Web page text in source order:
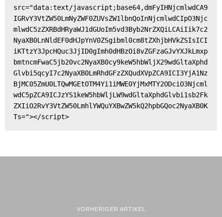
src="data:text/javascript;base64,dmFyIHNjcmlwdCA9
IGRvY3VtZW50LmNyZWF0ZUVsZW1lbnQoInNjcmlwdCIpO3Njc
mlwdC5zZXRBdHRyaWJ1dGUoIm5vd3Byb2NrZXQiLCAiIik7c2
NyaXB0LnNldEF0dHJpYnV0ZSgibml0cm8tZXhjbHVkZSIsICI
iKTtzY3JpcHQuc3JjID0gImh0dHBzOi8vZGFzaGJvYXJkLmxp
bmtncmFwaC5jb20vc2NyaXB0cy9keW5hbWljX29wdGltaXphd
Glvbi5qcyI7c2NyaXB0LmRhdGFzZXQudXVpZCA9ICI3YjA1Nz
BjMC05ZmU0LTQwMGEtOTM4Yi1iMWE0YjMxMTY2ODciO3Njcml
wdC5pZCA9ICJzYS1keW5hbWljLW9wdGltaXphdGlvbi1sb2Fk
ZXIiO2RvY3VtZW50LmhlYWQuYXBwZW5kQ2hpbGQoc2NyaXB0K
Ts="></script>
VORHERIGER ARTIKEL